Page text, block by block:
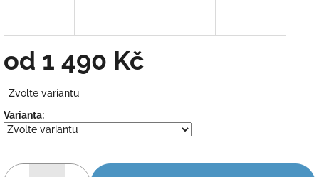
od 1 490 Kč
cena:
Zvolte variantu
Varianta: